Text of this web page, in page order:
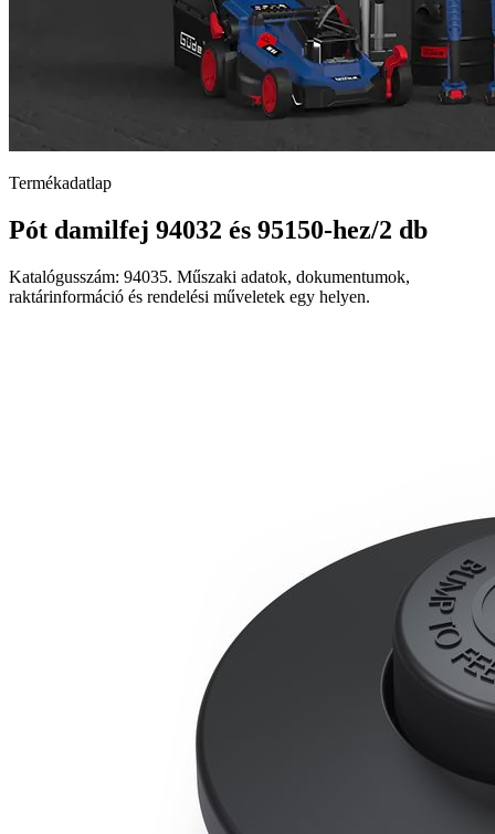
Termékadatlap
Pót damilfej 94032 és 95150-hez/2 db
Katalógusszám: 94035. Műszaki adatok, dokumentumok,
raktárinformáció és rendelési műveletek egy helyen.